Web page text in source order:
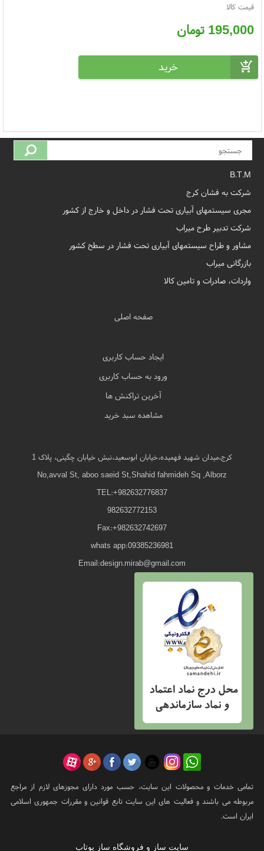
قیمت کالا
195,000 تومان
B.T.M
شرکت به فشان کرج
مجری سیستمهای آبیاری تحت فشار در داخل و خارج از کشور
شرکت تدبیر طرح میراب
مشاور و طراح سیستمهای آبیاری تحت فشار در سطح کشور
بازرگانی میراب
واردات، صادرات و تامین کالا
صفحه اصلی
ایجاد حساب کاربری
ورود به حساب کاربری
آخرین تراکنش ها
مشاهده سبد خرید
کرج،میدان شهید فهمیده،خیابان ابوسعید،نبش خیابان چگینی، پلاک 1
No,avval St, aboo saeid St,Shahid fahmideh Sq ,Alborz
TEL:+982632776837
982632772153
Fax:+982632742697
whats app:09385236981
Email:design.mirab@gmail.com
تمامی خدمات و محصولات این سایت، حسب مورد دارای مجوزهای لازم از مراجع
مربوطه می باشند و فعالیت های این سایت تابع قوانین و مقررات جمهوری اسلامی
ایران است.
سایت ساز و فروشگاه ساز یوتاب